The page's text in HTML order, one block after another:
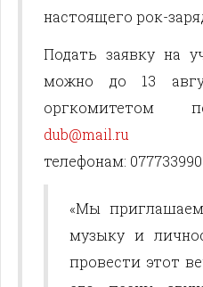
настоящего рок-
Подать заявку на
можно до 13
dub@mail.ru
телефонам:
«Мы
музыку и
провести этот